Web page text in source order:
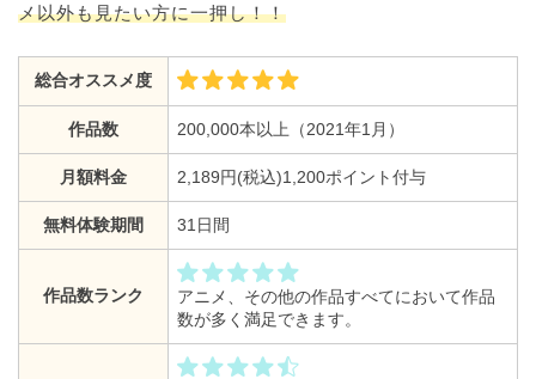
メ以外も見たい方に一押し！！
総合オススメ度
作品数 200,000本以上（2021年1月）
月額料金 2,189円(税込)1,200ポイント付与
無料体験期間 31日間
作品数ランク
アニメ、その他の作品すべてにおいて作品
数が多く満足できます。